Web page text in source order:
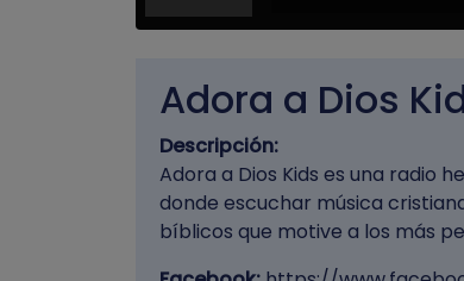
Adora a Dios
Descripción:
Adora a Dios Kids es una radio
donde escuchar música
bíblicos que motive a los más